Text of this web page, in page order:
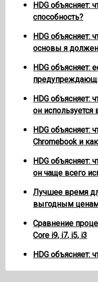
HDG объясняет:
способность?
HDG объясняет:
основы я должен
HDG объясняет:
HDG объясняет:
он используется
HDG объясняет:
Chromebook и
HDG объясняет:
он чаще всего
Лучшее время
выгодным
Сравнение
Core i9, i7, i5, i3
HDG объясняет: